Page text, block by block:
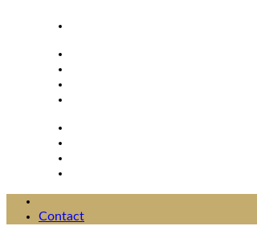
Contact